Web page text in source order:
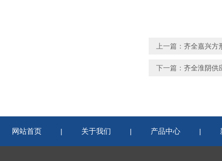
上一篇： 齐全嘉兴方
下一篇： 齐全淮阴供
网站首页 | 关于我们 | 产品中心 |